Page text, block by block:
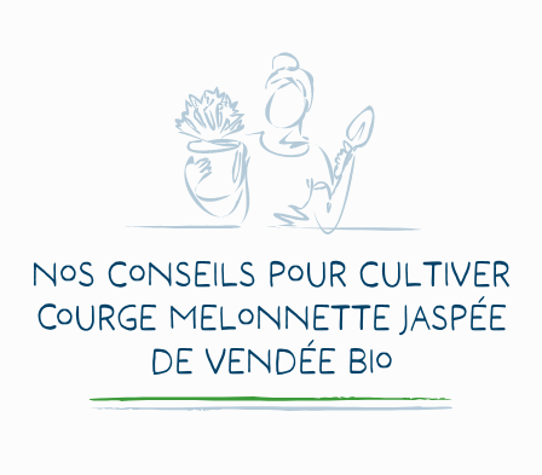
Nos conseils pour cultiver
Courge Melonnette Jaspée
de Vendée Bio